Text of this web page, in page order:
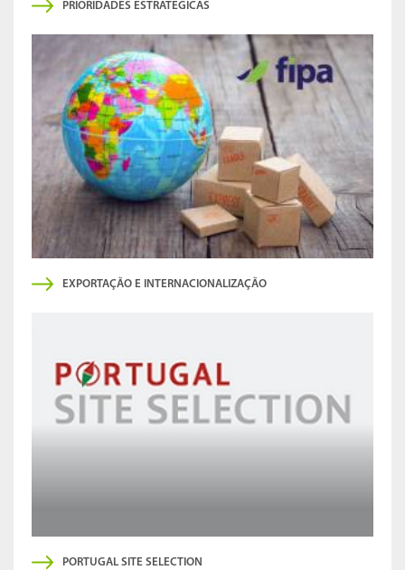
PRIORIDADES ESTRATÉGICAS
EXPORTAÇÃO E INTERNACIONALIZAÇÃO
PORTUGAL SITE SELECTION